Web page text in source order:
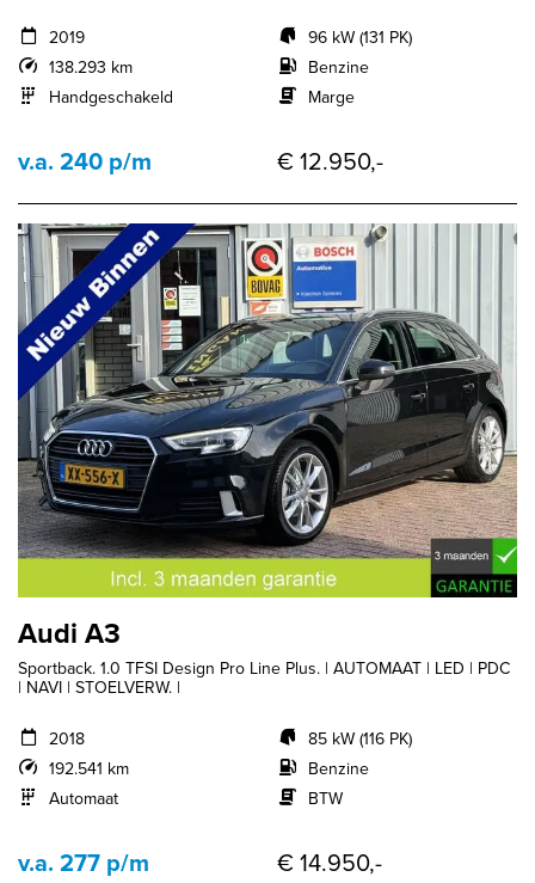
2019
138.293 km
Handgeschakeld
96 kW (131 PK)
Benzine
Marge
v.a. 240 p/m € 12.950,-
Audi A3
Sportback. 1.0 TFSI Design Pro Line Plus. | AUTOMAAT | LED | PDC
| NAVI | STOELVERW. |
2018
192.541 km
Automaat
85 kW (116 PK)
Benzine
BTW
v.a. 277 p/m € 14.950,-